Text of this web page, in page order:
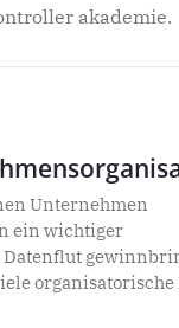
akademie.
Unternehmen
ein wichtiger
Datenflut